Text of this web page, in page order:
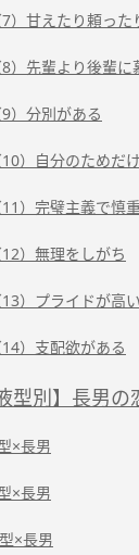
7）甘えたり頼っ
8）先輩より後輩に
9）分別がある
10）自分のためだ
11）完璧主義で慎
12）無理をしがち
13）プライドが高い
14）支配欲がある
型別】長男
×長男
×長男
×長男